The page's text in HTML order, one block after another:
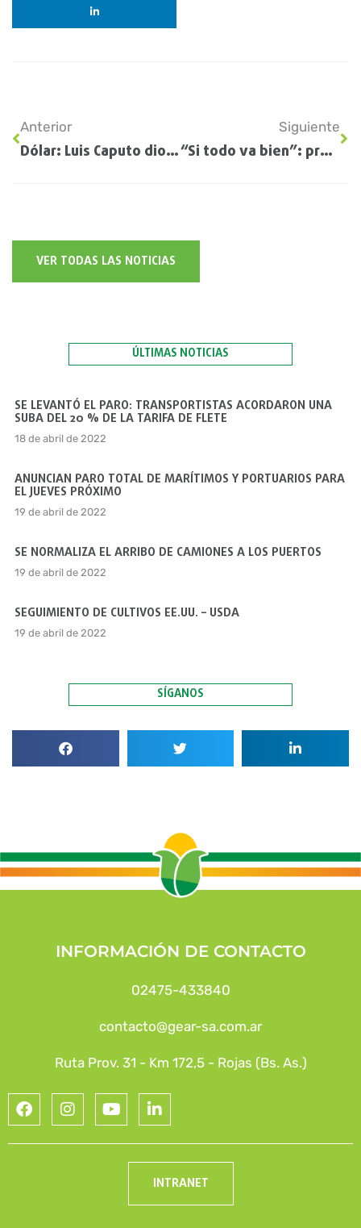
Anterior
Dólar: Luis Caputo dio detalles sobre la devaluación, el cepo y el impuesto PAIS
Siguiente
“Si todo va bien”: productores autoconvocados aseguran que el secretario de Agricultura les hizo una promesa por las retenciones y la brecha
VER TODAS LAS NOTICIAS
ÚLTIMAS NOTICIAS
SE LEVANTÓ EL PARO: TRANSPORTISTAS ACORDARON UNA
SUBA DEL 20 % DE LA TARIFA DE FLETE
18 de abril de 2022
ANUNCIAN PARO TOTAL DE MARÍTIMOS Y PORTUARIOS PARA
EL JUEVES PRÓXIMO
19 de abril de 2022
SE NORMALIZA EL ARRIBO DE CAMIONES A LOS PUERTOS
19 de abril de 2022
SEGUIMIENTO DE CULTIVOS EE.UU. – USDA
19 de abril de 2022
SÍGANOS
INFORMACIÓN DE CONTACTO
02475-433840
contacto@gear-sa.com.ar
Ruta Prov. 31 - Km 172,5 - Rojas (Bs. As.)
INTRANET